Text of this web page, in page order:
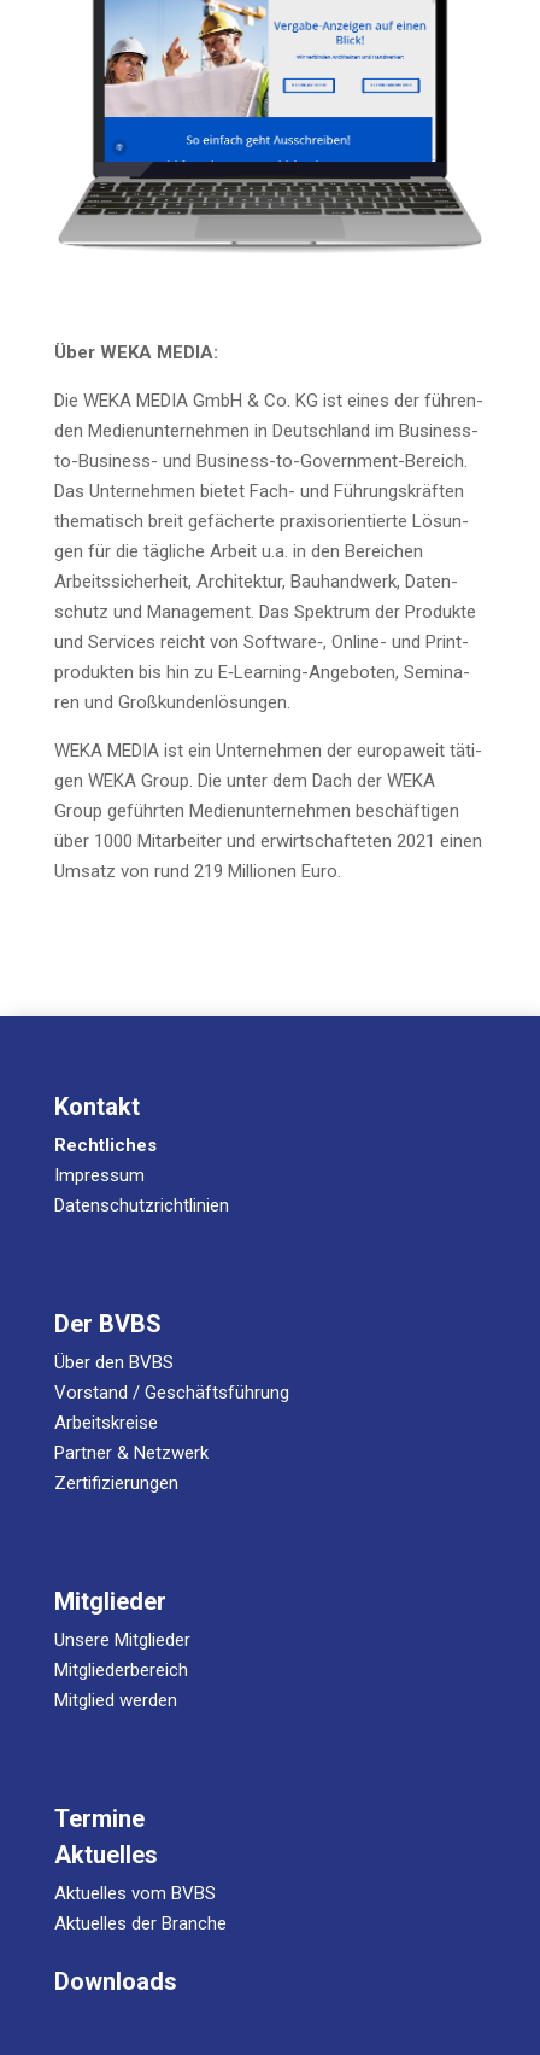
Über WEKA MEDIA:
Die WEKA MEDIA GmbH & Co. KG ist eines der füh­ren­
den Medi­en­un­ter­neh­men in Deutsch­land im Busi­ness-
to-Busi­ness- und Busi­ness-to-Govern­ment-Bereich.
Das Unter­neh­men bie­tet Fach- und Füh­rungs­kräf­ten
the­ma­tisch breit gefä­cher­te pra­xis­ori­en­tier­te Lösun­
gen für die täg­li­che Arbeit u.a. in den Berei­chen
Arbeits­si­cher­heit, Archi­tek­tur, Bau­hand­werk, Daten­
schutz und Manage­ment. Das Spek­trum der Pro­duk­te
und Ser­vices reicht von Software‑, Online- und Print­
pro­duk­ten bis hin zu E‑Lear­ning-Ange­bo­ten, Semi­na­
ren und Großkundenlösungen.
WEKA MEDIA ist ein Unter­neh­men der euro­pa­weit täti­
gen WEKA Group. Die unter dem Dach der WEKA
Group geführ­ten Medi­en­un­ter­neh­men beschäf­ti­gen
über 1000 Mit­ar­bei­ter und erwirt­schaf­te­ten 2021 einen
Umsatz von rund 219 Mil­lio­nen Euro.
Kontakt
Rechtliches
Impressum
Datenschutzrichtlinien
Der BVBS
Über den BVBS
Vorstand / Geschäftsführung
Arbeitskreise
Partner & Netzwerk
Zertifizierungen
Mitglieder
Unsere Mitglieder
Mitgliederbereich
Mitglied werden
Termine
Aktuelles
Aktuelles vom BVBS
Aktuelles der Branche
Downloads